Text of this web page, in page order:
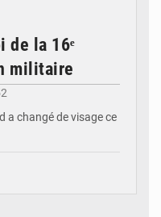
de la 16ᵉ
militaire
a changé de visage ce